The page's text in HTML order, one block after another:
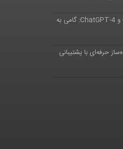
تفاوت‌های پرامپت‌نویسی در ChatGPT-5 و ChatGPT-4: گامی به
حرفه‌ای با پشتیبانی